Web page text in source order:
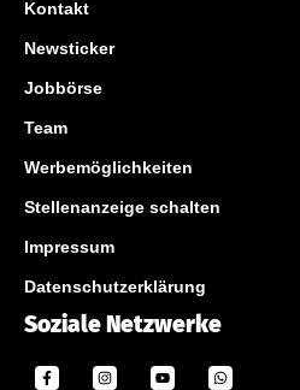
Kontakt
Newsticker
Jobbörse
Team
Werbemöglichkeiten
Stellenanzeige schalten
Impressum
Datenschutzerklärung
Soziale Netzwerke